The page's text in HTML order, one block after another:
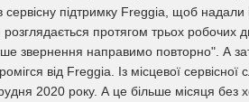
підтримку Freggia, щоб
протягом трьох робочих
звернення направимо повторно". А
від Freggia. Із місцевої
2020 року. А це більше місяця без